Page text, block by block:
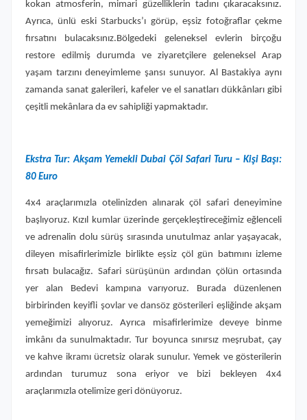
kokan atmosferin, mimari güzelliklerin tadını çıkaracaksınız.
Ayrıca, ünlü eski Starbucks’ı görüp, eşsiz fotoğraflar çekme
fırsatını bulacaksınız.Bölgedeki geleneksel evlerin birçoğu
restore edilmiş durumda ve ziyaretçilere geleneksel Arap
yaşam tarzını deneyimleme şansı sunuyor. Al Bastakiya aynı
zamanda sanat galerileri, kafeler ve el sanatları dükkânları gibi
çeşitli mekânlara da ev sahipliği yapmaktadır.
Ekstra Tur: Akşam Yemekli Dubai Çöl Safari Turu – Kişi Başı:
80 Euro
4x4 araçlarımızla otelinizden alınarak çöl safari deneyimine
başlıyoruz. Kızıl kumlar üzerinde gerçekleştireceğimiz eğlenceli
ve adrenalin dolu sürüş sırasında unutulmaz anlar yaşayacak,
dileyen misafirlerimizle birlikte eşsiz çöl gün batımını izleme
fırsatı bulacağız. Safari sürüşünün ardından çölün ortasında
yer alan Bedevi kampına varıyoruz. Burada düzenlenen
birbirinden keyifli şovlar ve dansöz gösterileri eşliğinde akşam
yemeğimizi alıyoruz. Ayrıca misafirlerimize deveye binme
imkânı da sunulmaktadır. Tur boyunca sınırsız meşrubat, çay
ve kahve ikramı ücretsiz olarak sunulur. Yemek ve gösterilerin
ardından turumuz sona eriyor ve bizi bekleyen 4x4
araçlarımızla otelimize geri dönüyoruz.